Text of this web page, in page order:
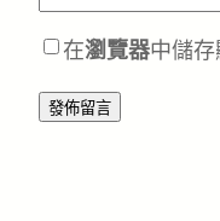
在瀏覽器中儲